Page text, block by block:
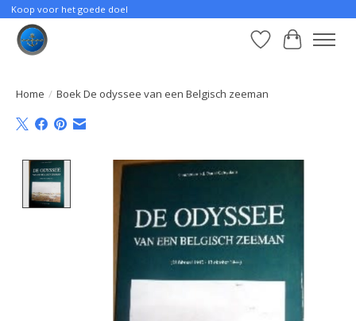
Koop voor het goede doel
Verlanglijst
Home / Boek De odyssee van een Belgisch zeeman
Product image slideshow Items